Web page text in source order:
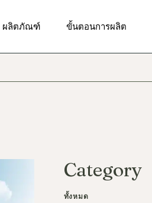
ผลิตภัณฑ์
ผลิตภัณฑ์เพื่อการดูแลผิวรอบ
ดวงตา
ขั้นตอนการผลิต
ผลิตภัณฑ์ทำความสะอาดผิวหน้า
ผลิตภัณฑ์เพื่อผิวชุ่มชื้น
ผลิตภัณฑ์ผลัดเซลล์ผิว
ผลิตภัณฑ์บำรุงผิวกาย
Category
ทั้งหมด